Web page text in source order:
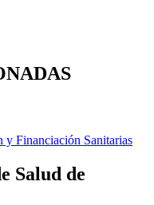
y Financiación Sanitarias
Salud de